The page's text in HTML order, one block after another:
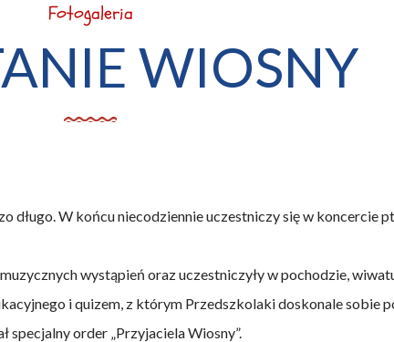
Fotogaleria
WIOSNY
W końcu niecodziennie uczestniczy się w koncercie
wystąpień oraz uczestniczyły w pochodzie,
i quizem, z którym Przedszkolaki doskonale sobie
specjalny order „Przyjaciela Wiosny”.